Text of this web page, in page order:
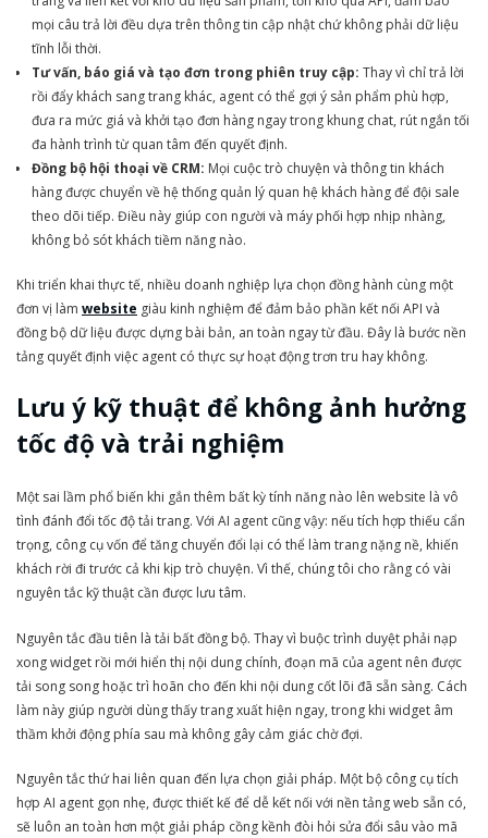
mọi câu trả lời đều dựa trên thông tin cập nhật chứ không phải dữ liệu
tĩnh lỗi thời.
Tư vấn, báo giá và tạo đơn trong phiên truy cập: Thay vì chỉ trả lời
rồi đẩy khách sang trang khác, agent có thể gợi ý sản phẩm phù hợp,
đưa ra mức giá và khởi tạo đơn hàng ngay trong khung chat, rút ngắn tối
đa hành trình từ quan tâm đến quyết định.
Đồng bộ hội thoại về CRM: Mọi cuộc trò chuyện và thông tin khách
hàng được chuyển về hệ thống quản lý quan hệ khách hàng để đội sale
theo dõi tiếp. Điều này giúp con người và máy phối hợp nhịp nhàng,
không bỏ sót khách tiềm năng nào.
Khi triển khai thực tế, nhiều doanh nghiệp lựa chọn đồng hành cùng một
đơn vị làm website giàu kinh nghiệm để đảm bảo phần kết nối API và
đồng bộ dữ liệu được dựng bài bản, an toàn ngay từ đầu. Đây là bước nền
tảng quyết định việc agent có thực sự hoạt động trơn tru hay không.
Lưu ý kỹ thuật để không ảnh hưởng
tốc độ và trải nghiệm
Một sai lầm phổ biến khi gắn thêm bất kỳ tính năng nào lên website là vô
tình đánh đổi tốc độ tải trang. Với AI agent cũng vậy: nếu tích hợp thiếu cẩn
trọng, công cụ vốn để tăng chuyển đổi lại có thể làm trang nặng nề, khiến
khách rời đi trước cả khi kịp trò chuyện. Vì thế, chúng tôi cho rằng có vài
nguyên tắc kỹ thuật cần được lưu tâm.
Nguyên tắc đầu tiên là tải bất đồng bộ. Thay vì buộc trình duyệt phải nạp
xong widget rồi mới hiển thị nội dung chính, đoạn mã của agent nên được
tải song song hoặc trì hoãn cho đến khi nội dung cốt lõi đã sẵn sàng. Cách
làm này giúp người dùng thấy trang xuất hiện ngay, trong khi widget âm
thầm khởi động phía sau mà không gây cảm giác chờ đợi.
Nguyên tắc thứ hai liên quan đến lựa chọn giải pháp. Một bộ công cụ tích
hợp AI agent gọn nhẹ, được thiết kế để dễ kết nối với nền tảng web sẵn có,
sẽ luôn an toàn hơn một giải pháp cồng kềnh đòi hỏi sửa đổi sâu vào mã